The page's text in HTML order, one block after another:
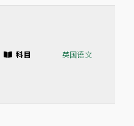
科目 英国语文